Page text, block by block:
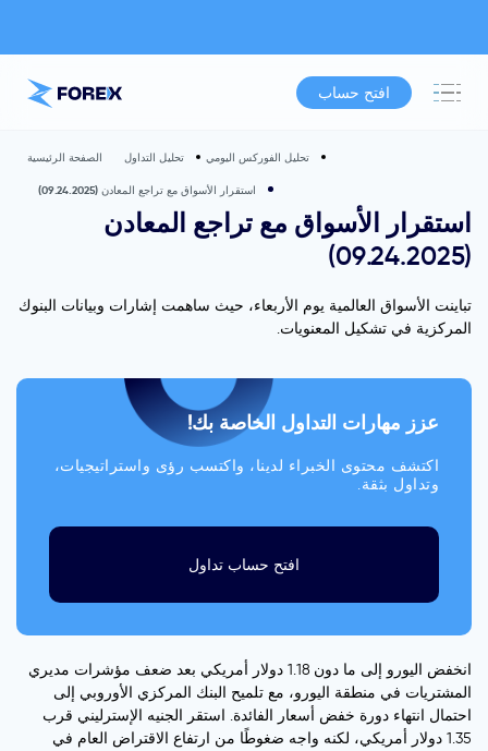
افتح حساب
الصفحة الرئيسية تحليل التداول تحليل الفوركس اليومي
استقرار الأسواق مع تراجع المعادن (09.24.2025)
استقرار الأسواق مع تراجع المعادن
(09.24.2025)
تباينت الأسواق العالمية يوم الأربعاء، حيث ساهمت إشارات وبيانات البنوك
المركزية في تشكيل المعنويات.
عزز مهارات التداول الخاصة بك!
اكتشف محتوى الخبراء لدينا، واكتسب رؤى واستراتيجيات،
وتداول بثقة.
افتح حساب تداول
انخفض اليورو إلى ما دون 1.18 دولار أمريكي بعد ضعف مؤشرات مديري
المشتريات في منطقة اليورو، مع تلميح البنك المركزي الأوروبي إلى
احتمال انتهاء دورة خفض أسعار الفائدة. استقر الجنيه الإسترليني قرب
1.35 دولار أمريكي، لكنه واجه ضغوطًا من ارتفاع الاقتراض العام في